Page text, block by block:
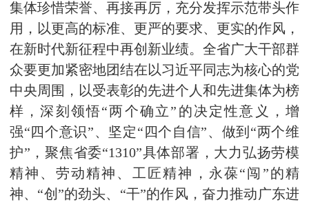
集体珍惜荣誉、再接再厉，充分发挥示范带头作
用，以更高的标准、更严的要求、更实的作风，
在新时代新征程中再创新业绩。全省广大干部群
众要更加紧密地团结在以习近平同志为核心的党
中央周围，以受表彰的先进个人和先进集体为榜
样，深刻领悟“两个确立”的决定性意义，增
强“四个意识”、坚定“四个自信”、做到“两个维
护”，聚焦省委“1310”具体部署，大力弘扬劳模
精神、劳动精神、工匠精神，永葆“闯”的精
神、“创”的劲头、“干”的作风，奋力推动广东进